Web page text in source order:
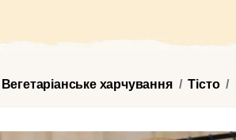
Вегетаріанське харчування Тісто